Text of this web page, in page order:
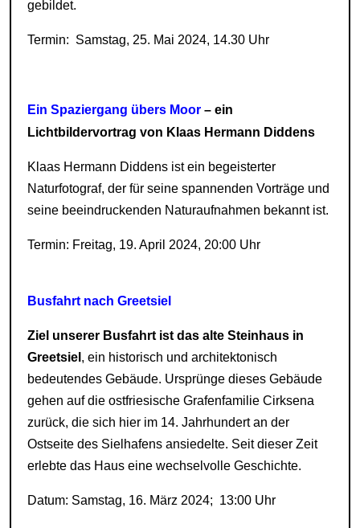
gebildet.
Termin: Samstag, 25. Mai 2024, 14.30 Uhr
Ein Spaziergang übers Moor – ein
Lichtbildervortrag von Klaas Hermann Diddens
Klaas Hermann Diddens ist ein begeisterter
Naturfotograf, der für seine spannenden Vorträge und
seine beeindruckenden Naturaufnahmen bekannt ist.
Termin: Freitag, 19. April 2024, 20:00 Uhr
Busfahrt nach Greetsiel
Ziel unserer Busfahrt ist das alte Steinhaus in
Greetsiel , ein historisch und architektonisch
bedeutendes Gebäude. Ursprünge dieses Gebäude
gehen auf die ostfriesische Grafenfamilie Cirksena
zurück, die sich hier im 14. Jahrhundert an der
Ostseite des Sielhafens ansiedelte. Seit dieser Zeit
erlebte das Haus eine wechselvolle Geschichte.
Datum: Samstag, 16. März 2024; 13:00 Uhr